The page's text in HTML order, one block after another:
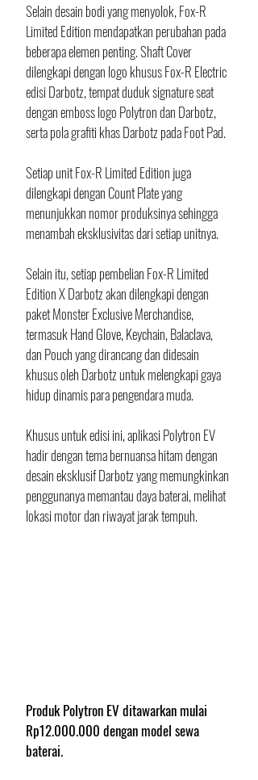
Selain desain bodi yang menyolok, Fox-R
Limited Edition mendapatkan perubahan pada
beberapa elemen penting. Shaft Cover
dilengkapi dengan logo khusus Fox-R Electric
edisi Darbotz, tempat duduk signature seat
dengan emboss logo Polytron dan Darbotz,
serta pola grafiti khas Darbotz pada Foot Pad.
Setiap unit Fox-R Limited Edition juga
dilengkapi dengan Count Plate yang
menunjukkan nomor produksinya sehingga
menambah eksklusivitas dari setiap unitnya.
Selain itu, setiap pembelian Fox-R Limited
Edition X Darbotz akan dilengkapi dengan
paket Monster Exclusive Merchandise,
termasuk Hand Glove, Keychain, Balaclava,
dan Pouch yang dirancang dan didesain
khusus oleh Darbotz untuk melengkapi gaya
hidup dinamis para pengendara muda.
Khusus untuk edisi ini, aplikasi Polytron EV
hadir dengan tema bernuansa hitam dengan
desain eksklusif Darbotz yang memungkinkan
penggunanya memantau daya baterai, melihat
lokasi motor dan riwayat jarak tempuh.
Produk Polytron EV ditawarkan mulai
Rp12.000.000 dengan model sewa
baterai.